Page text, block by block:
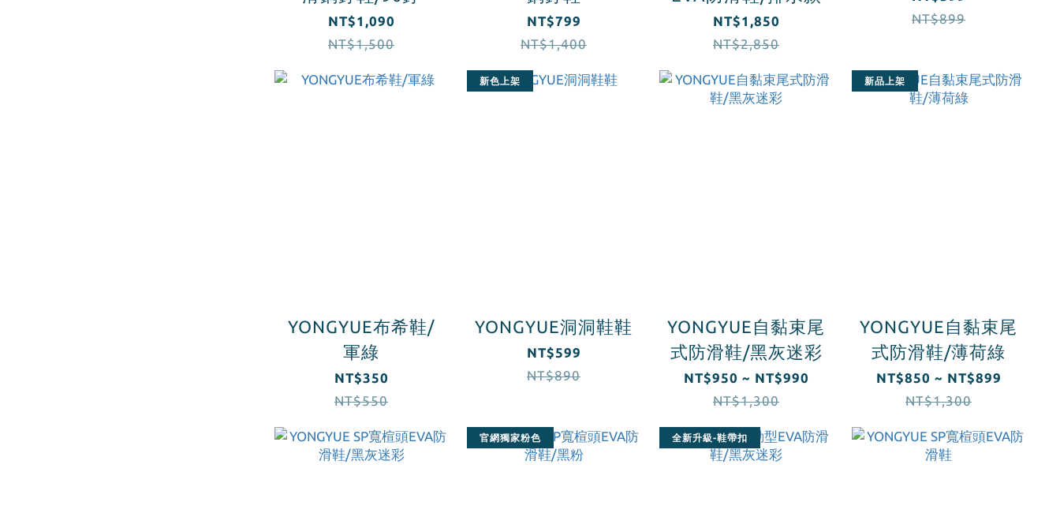
NT$1,090
NT$1,500
NT$799
NT$1,400
NT$1,850
NT$2,850
NT$899
YONGYUE布希鞋/
軍綠
NT$350
NT$550
新色上架
YONGYUE洞洞鞋鞋
NT$599
NT$890
YONGYUE自黏束尾
式防滑鞋/黑灰迷彩
NT$950 ~ NT$990
NT$1,300
新品上架
YONGYUE自黏束尾
式防滑鞋/薄荷綠
NT$850 ~ NT$899
NT$1,300
官網獨家粉色 全新升級-鞋帶扣